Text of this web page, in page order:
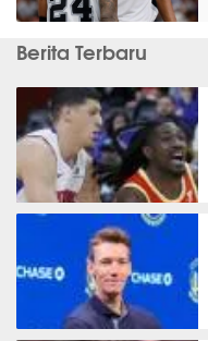
Berita Terbaru